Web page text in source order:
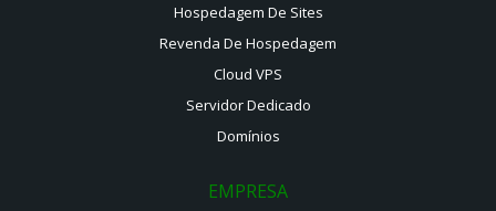
Hospedagem De Sites
Revenda De Hospedagem
Cloud VPS
Servidor Dedicado
Domínios
EMPRESA